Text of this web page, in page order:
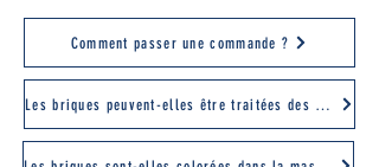
Comment passer une commande ?
Les briques peuvent-elles être traitées des deux côtés ?